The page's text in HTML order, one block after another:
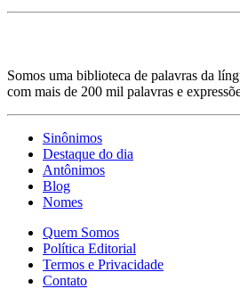
Somos uma biblioteca de palavras da
com mais de 200 mil palavras e
Sinônimos
Destaque do dia
Antônimos
Blog
Nomes
Quem Somos
Política Editorial
Termos e Privacidade
Contato